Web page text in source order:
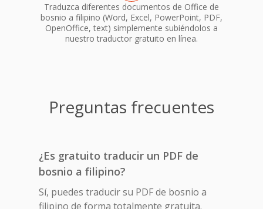
Traduzca diferentes documentos de Office de
bosnio a filipino (Word, Excel, PowerPoint, PDF,
OpenOffice, text) simplemente subiéndolos a
nuestro traductor gratuito en línea.
Preguntas frecuentes
¿Es gratuito traducir un PDF de
bosnio a filipino?
Sí, puedes traducir su PDF de bosnio a
filipino de forma totalmente gratuita.